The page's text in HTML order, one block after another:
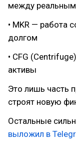
между
• MKR — работа
долгом
• CFG
активы
Это лишь часть
строят новую
Остальные
выложил в